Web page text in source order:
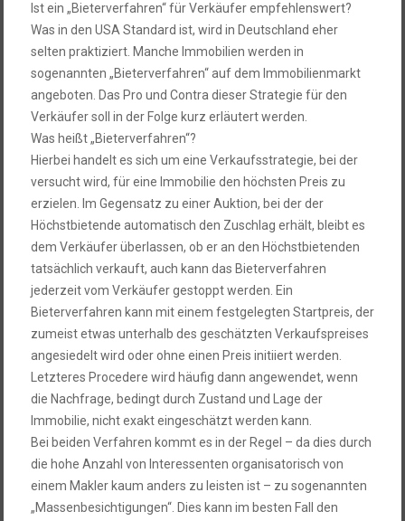
Ist ein „Bieterverfahren“ für Verkäufer empfehlenswert?
Was in den USA Standard ist, wird in Deutschland eher
selten praktiziert. Manche Immobilien werden in
sogenannten „Bieterverfahren“ auf dem Immobilienmarkt
angeboten. Das Pro und Contra dieser Strategie für den
Verkäufer soll in der Folge kurz erläutert werden.
Was heißt „Bieterverfahren“?
Hierbei handelt es sich um eine Verkaufsstrategie, bei der
versucht wird, für eine Immobilie den höchsten Preis zu
erzielen. Im Gegensatz zu einer Auktion, bei der der
Höchstbietende automatisch den Zuschlag erhält, bleibt es
dem Verkäufer überlassen, ob er an den Höchstbietenden
tatsächlich verkauft, auch kann das Bieterverfahren
jederzeit vom Verkäufer gestoppt werden. Ein
Bieterverfahren kann mit einem festgelegten Startpreis, der
zumeist etwas unterhalb des geschätzten Verkaufspreises
angesiedelt wird oder ohne einen Preis initiiert werden.
Letzteres Procedere wird häufig dann angewendet, wenn
die Nachfrage, bedingt durch Zustand und Lage der
Immobilie, nicht exakt eingeschätzt werden kann.
Bei beiden Verfahren kommt es in der Regel – da dies durch
die hohe Anzahl von Interessenten organisatorisch von
einem Makler kaum anders zu leisten ist – zu sogenannten
„Massenbesichtigungen“. Dies kann im besten Fall den